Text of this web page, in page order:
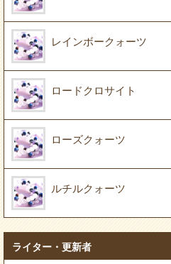
レインボークォーツ
ロードクロサイト
ローズクォーツ
ルチルクォーツ
ライター・更新者